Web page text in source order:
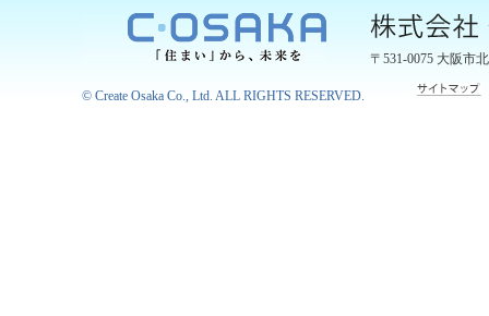
〒531-0075 大阪市
© Create Osaka Co., Ltd. ALL RIGHTS RESERVED.